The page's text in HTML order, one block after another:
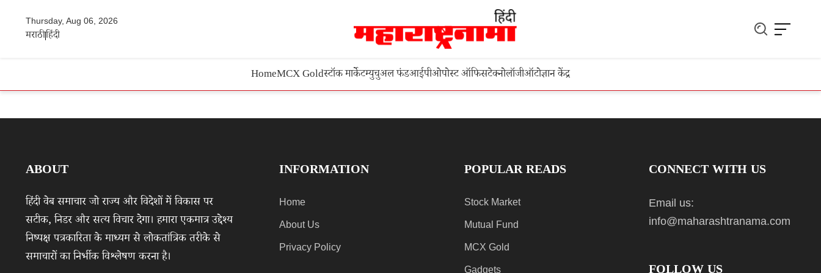
Thursday, Aug 06, 2026
मराठीहिंदी
HomeMCX Goldस्टॉक मार्केटम्युचुअल फंडआईपीओपोस्ट ऑफिसटेक्नोलॉजीऑटोज्ञान केंद्र
ABOUT
हिंदी वेब समाचार जो राज्य और विदेशों में विकास पर
सटीक, निडर और सत्य विचार देगा। हमारा एकमात्र उद्देश्य
निष्पक्ष पत्रकारिता के माध्यम से लोकतांत्रिक तरीके से
समाचारों का निर्भीक विश्लेषण करना है।
INFORMATION
Home
About Us
Privacy Policy
POPULAR READS
Stock Market
Mutual Fund
MCX Gold
Gadgets
CONNECT WITH US
Email us:
info@maharashtranama.com